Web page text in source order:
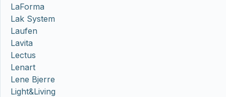
LaForma
Lak System
Laufen
Lavita
Lectus
Lenart
Lene Bjerre
Light&Living